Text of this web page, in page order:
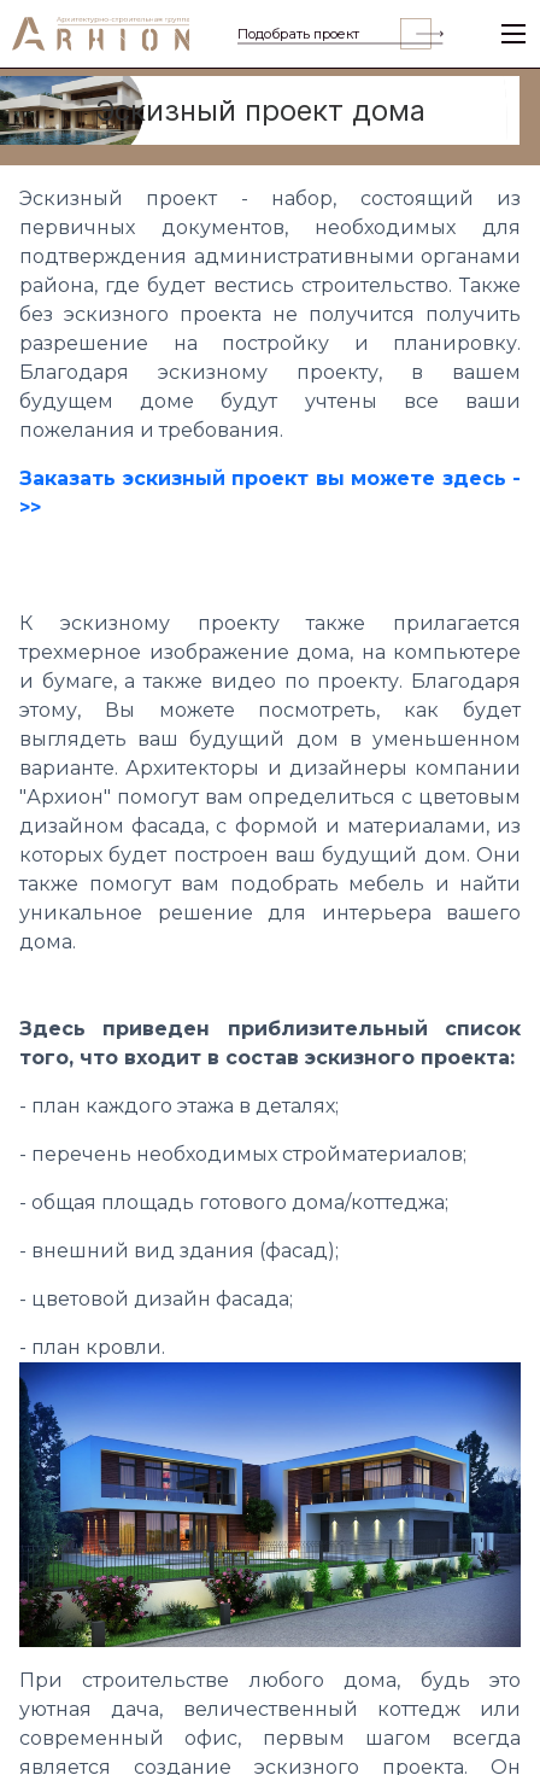
Подобрать проект
Эскизный проект дома
Эскизный проект - набор, состоящий из
первичных документов, необходимых для
подтверждения административными органами
района, где будет вестись строительство. Также
без эскизного проекта не получится получить
разрешение на постройку и планировку.
Благодаря эскизному проекту, в вашем
будущем доме будут учтены все ваши
пожелания и требования.
Заказать эскизный проект вы можете здесь -
>>
К эскизному проекту также прилагается
трехмерное изображение дома, на компьютере
и бумаге, а также видео по проекту. Благодаря
этому, Вы можете посмотреть, как будет
выглядеть ваш будущий дом в уменьшенном
варианте. Архитекторы и дизайнеры компании
"Архион" помогут вам определиться с цветовым
дизайном фасада, с формой и материалами, из
которых будет построен ваш будущий дом. Они
также помогут вам подобрать мебель и найти
уникальное решение для интерьера вашего
дома.
Здесь приведен приблизительный список
того, что входит в состав эскизного проекта:
- план каждого этажа в деталях;
- перечень необходимых стройматериалов;
- общая площадь готового дома/коттеджа;
- внешний вид здания (фасад);
- цветовой дизайн фасада;
- план кровли.
При строительстве любого дома, будь это
уютная дача, величественный коттедж или
современный офис, первым шагом всегда
является создание эскизного проекта. Он